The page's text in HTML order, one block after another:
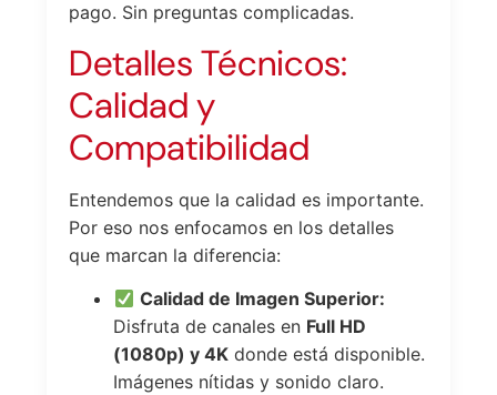
pago. Sin preguntas complicadas.
Detalles Técnicos:
Calidad y
Compatibilidad
Entendemos que la calidad es importante.
Por eso nos enfocamos en los detalles
que marcan la diferencia:
Calidad de Imagen Superior:
Disfruta de canales en Full HD
(1080p) y 4K donde está disponible.
Imágenes nítidas y sonido claro.